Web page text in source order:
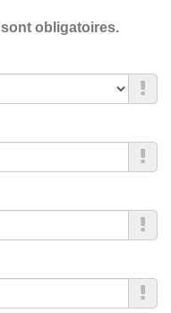
sont obligatoires.